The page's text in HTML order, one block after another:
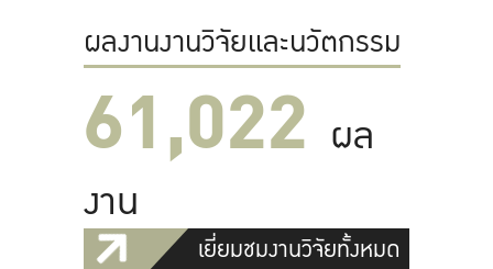
ผลงานงานวิจัยและนวัตกรรม
61,022 ผล
งาน
เยี่ยมชมงานวิจัยทั้งหมด